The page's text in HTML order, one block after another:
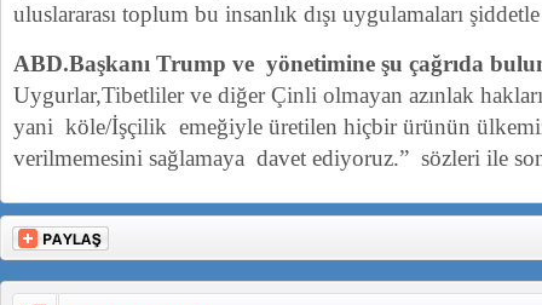
uluslararası toplum bu insanlık dışı uygulamaları
ABD.Başkanı Trump ve yönetimine şu çağrıda
Uygurlar,Tibetliler ve diğer Çinli olmayan azınlak
yani köle/İşçilik emeğiyle üretilen hiçbir ürünün
verilmemesini sağlamaya davet ediyoruz.” sözleri ile